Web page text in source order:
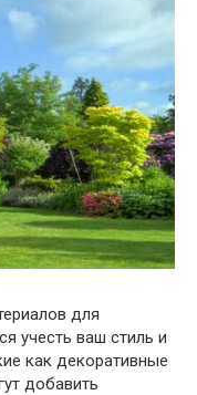
для
учесть ваш стиль и
как декоративные
добавить